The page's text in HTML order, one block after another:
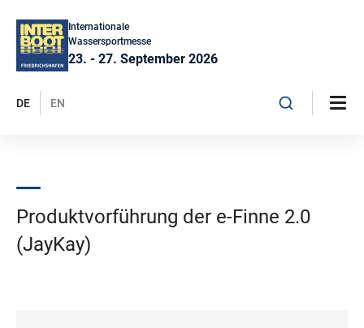
Internationale
Wassersportmesse
23. - 27. September 2026
DE EN
Produktvorführung der e-Finne 2.0
(JayKay)